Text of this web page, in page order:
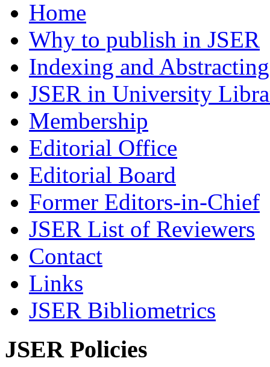
Home
Why to publish in JSER
Indexing and Abstracting
JSER in University
Membership
Editorial Office
Editorial Board
Former Editors-in-Chief
JSER List of Reviewers
Contact
Links
JSER Bibliometrics
JSER Policies